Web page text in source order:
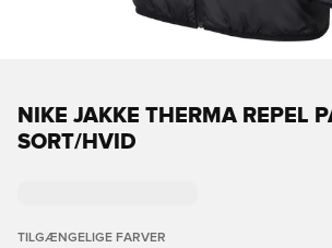
NIKE JAKKE THERMA REPEL
SORT/HVID
TILGÆNGELIGE FARVER